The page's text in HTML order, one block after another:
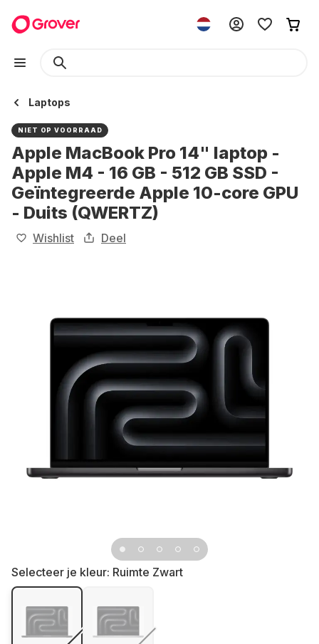
Laptops
NIET OP VOORRAAD
Apple MacBook Pro 14" laptop -
Apple M4 - 16 GB - 512 GB SSD -
Geïntegreerde Apple 10-core GPU
- Duits (QWERTZ)
Wishlist Deel
Selecteer je kleur: Ruimte Zwart